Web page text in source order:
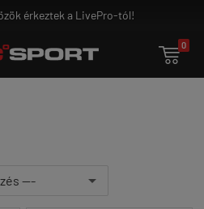
érkeztek a LivePro-tól!

0